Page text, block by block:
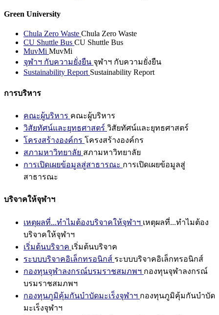
Green University
Chula Zero Waste Chula Zero Waste
CU Shuttle Bus CU Shuttle Bus
MuvMi MuvMi
จุฬาฯ กับความยั่งยืน จุฬาฯ กับความยั่งยืน
Sustainability Report Sustainability Report
การบริหาร
คณะผู้บริหาร คณะผู้บริหาร
วิสัยทัศน์และยุทธศาสตร์ วิสัยทัศน์และยุทธศาสตร์
โครงสร้างองค์กร โครงสร้างองค์กร
สภามหาวิทยาลัย สภามหาวิทยาลัย
การเปิดเผยข้อมูลสู่สาธารณะ การเปิดเผยข้อมูลสู่
สาธารณะ
บริจาคให้จุฬาฯ
เหตุผลที่...ทำไมต้องบริจาคให้จุฬาฯ เหตุผลที่...ทำไมต้อง
บริจาคให้จุฬาฯ
เริ่มต้นบริจาค เริ่มต้นบริจาค
ระบบบริจาคอิเล็กทรอนิกส์ ระบบบริจาคอิเล็กทรอนิกส์
กองทุนจุฬาลงกรณ์บรมราชสมภพฯ กองทุนจุฬาลงกรณ์
บรมราชสมภพฯ
กองทุนภูมิคุ้มกันบำบัดมะเร็งจุฬาฯ กองทุนภูมิคุ้มกันบำบัด
มะเร็งจุฬาฯ